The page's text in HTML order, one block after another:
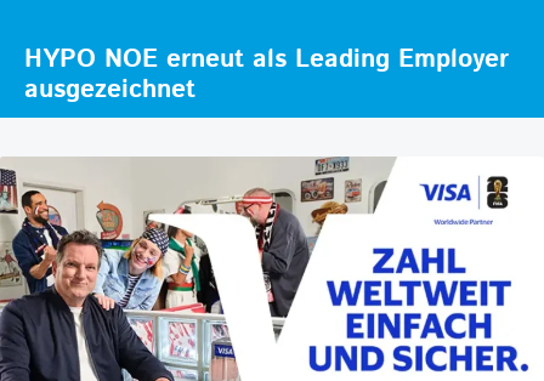
HYPO NOE erneut als Leading Employer
ausgezeichnet